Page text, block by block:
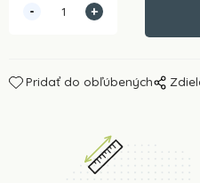
Pridať do obľúbených